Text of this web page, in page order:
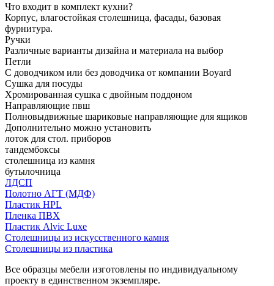
Что входит в комплект кухни?
Корпус, влагостойкая столешница, фасады, базовая
фурнитура.
Ручки
Различные варианты дизайна и материала на выбор
Петли
С доводчиком или без доводчика от компании Boyard
Сушка для посуды
Хромированная сушка с двойным поддоном
Направляющие пвш
Полновыдвижные шариковые направляющие для ящиков
Дополнительно можно установить
лоток для стол. приборов
тандембоксы
столешница из камня
бутылочница
ЛДСП
Полотно АГТ (МДФ)
Пластик HPL
Пленка ПВХ
Пластик Alvic Luxe
Столешницы из искусственного камня
Столешницы из пластика
Все образцы мебели изготовлены по индивидуальному
проекту в единственном экземпляре.